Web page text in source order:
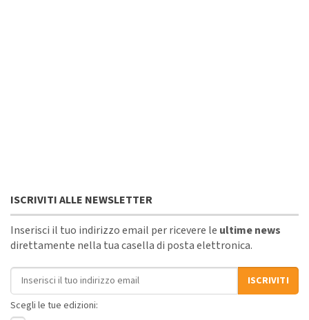
ISCRIVITI ALLE NEWSLETTER
Inserisci il tuo indirizzo email per ricevere le ultime news
direttamente nella tua casella di posta elettronica.
Indirizzo email
ISCRIVITI
Scegli le tue edizioni: